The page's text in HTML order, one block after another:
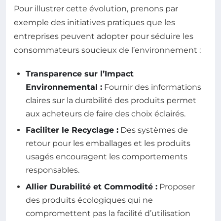
Pour illustrer cette évolution, prenons par
exemple des initiatives pratiques que les
entreprises peuvent adopter pour séduire les
consommateurs soucieux de l’environnement :
Transparence sur l’Impact
Environnemental : Fournir des informations
claires sur la durabilité des produits permet
aux acheteurs de faire des choix éclairés.
Faciliter le Recyclage : Des systèmes de
retour pour les emballages et les produits
usagés encouragent les comportements
responsables.
Allier Durabilité et Commodité : Proposer
des produits écologiques qui ne
compromettent pas la facilité d’utilisation